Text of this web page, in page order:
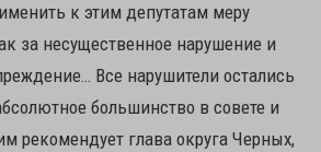
к этим депутатам меру
за несущественное нарушение и
Все нарушители остались
большинство в совете и
рекомендует глава округа Черных,